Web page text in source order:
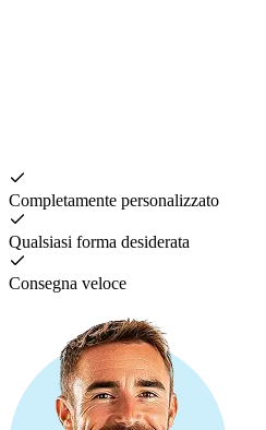
Completamente personalizzato
Qualsiasi forma desiderata
Consegna veloce